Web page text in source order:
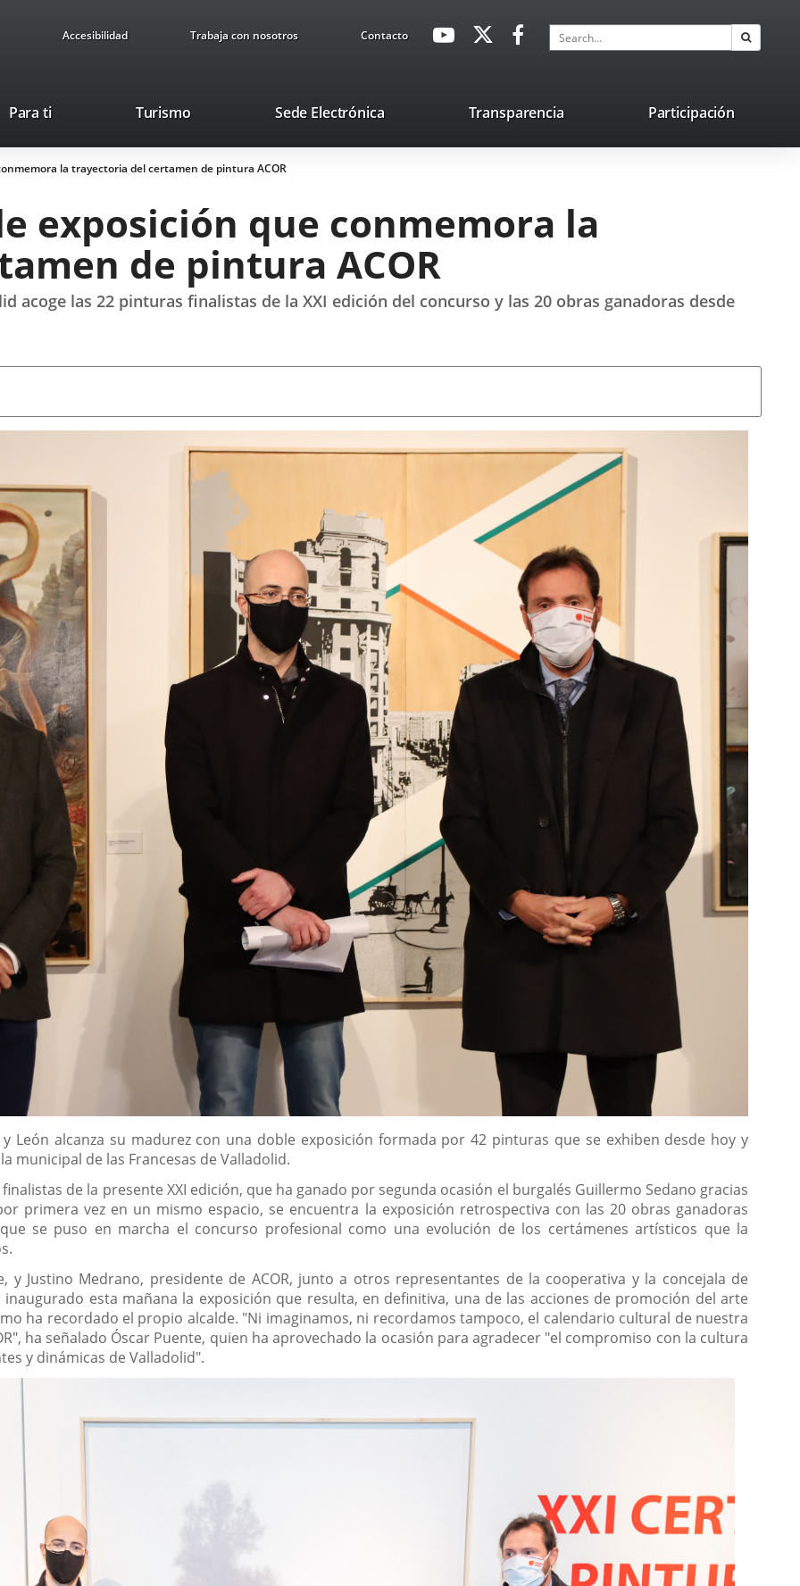
Accesibilidad Trabaja con nosotros ContactoavaHeaderSocial
Link
Link
application.
application.
Search
Para ti TurismoThis
will
open
pop-
window.
Sede ElectrónicaLink
external
Transparencia Participación
la trayectoria del certamen de pintura ACOR
exposición que conmemora la
de pintura ACOR
acoge las 22 pinturas finalistas de la XXI edición del concurso y las 20 obras ganadoras desde
León alcanza su madurez con una doble exposición formada por 42 pinturas que se exhiben desde hoy y
municipal de las Francesas de Valladolid.
de la presente XXI edición, que ha ganado por segunda ocasión el burgalés Guillermo Sedano gracias
primera vez en un mismo espacio, se encuentra la exposición retrospectiva con las 20 obras ganadoras
se puso en marcha el concurso profesional como una evolución de los certámenes artísticos que la
y Justino Medrano, presidente de ACOR, junto a otros representantes de la cooperativa y la concejala de
esta mañana la exposición que resulta, en definitiva, una de las acciones de promoción del arte
ha recordado el propio alcalde. "Ni imaginamos, ni recordamos tampoco, el calendario cultural de nuestra
ha señalado Óscar Puente, quien ha aprovechado la ocasión para agradecer "el compromiso con la cultura
y dinámicas de Valladolid".